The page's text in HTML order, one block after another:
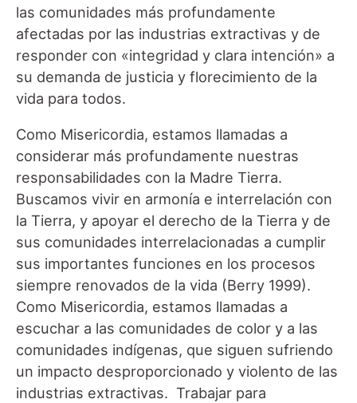
las comunidades más profundamente
afectadas por las industrias extractivas y de
responder con «integridad y clara intención» a
su demanda de justicia y florecimiento de la
vida para todos.
Como Misericordia, estamos llamadas a
considerar más profundamente nuestras
responsabilidades con la Madre Tierra.
Buscamos vivir en armonía e interrelación con
la Tierra, y apoyar el derecho de la Tierra y de
sus comunidades interrelacionadas a cumplir
sus importantes funciones en los procesos
siempre renovados de la vida (Berry 1999).
Como Misericordia, estamos llamadas a
escuchar a las comunidades de color y a las
comunidades indígenas, que siguen sufriendo
un impacto desproporcionado y violento de las
industrias extractivas. Trabajar para